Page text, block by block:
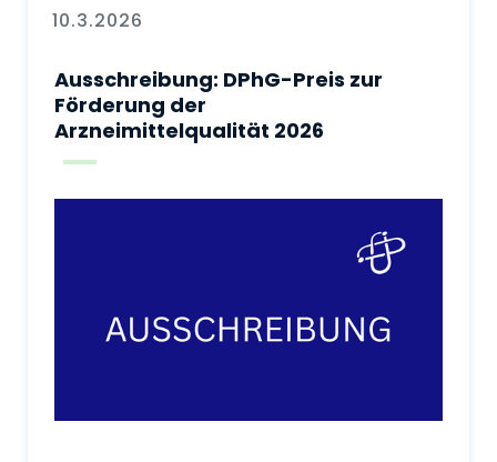
10.3.2026
Ausschreibung: DPhG-Preis zur
Förderung der
Arzneimittelqualität 2026